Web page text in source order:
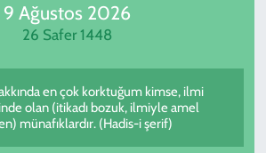
9 Ağustos 2026
26 Safer 1448
en çok korktuğum kimse, ilmi
olan (itikadı bozuk, ilmiyle amel
münafıklardır. (Hadis-i şerif)